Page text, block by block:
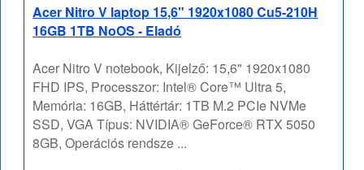
Acer Nitro V laptop 15,6" 1920x1080 Cu5-210H
16GB 1TB NoOS - Eladó
Acer Nitro V notebook, Kijelző: 15,6" 1920x1080
FHD IPS, Processzor: Intel® Core™ Ultra 5,
Memória: 16GB, Háttértár: 1TB M.2 PCIe NVMe
SSD, VGA Típus: NVIDIA® GeForce® RTX 5050
8GB, Operációs rendsze ...